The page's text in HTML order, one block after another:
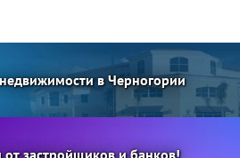
в Черногории
застройщиков и банков!